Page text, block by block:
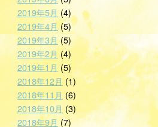
2019年5月 (4)
2019年4月 (5)
2019年3月(5)
2019年2月 (4)
2019年1月 (5)
2018年12月 (1)
2018年11月 (6)
2018年10月 (3)
2018年9月 (7)